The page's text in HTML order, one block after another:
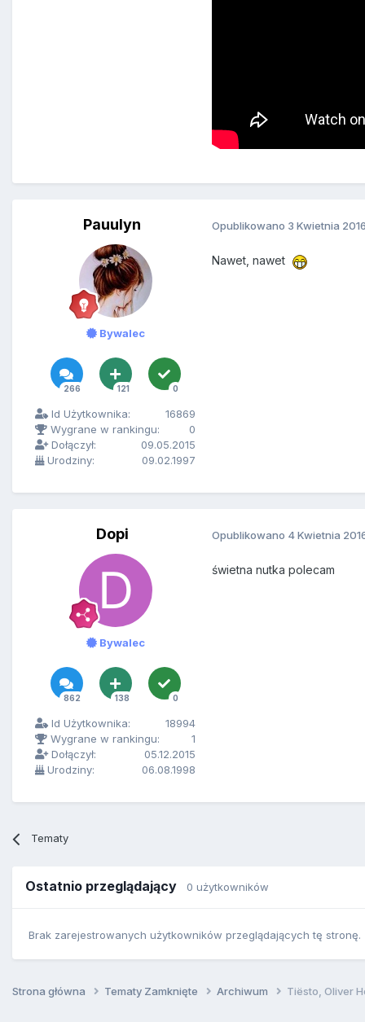
Pauulyn
Bywalec
266 121 0
Id Użytkownika:
16869
Wygrane w rankingu:
0
Dołączył:
09.05.2015
Urodziny:
09.02.1997
Opublikowano 3 Kwietnia
Nawet, nawet
Dopi
Bywalec
862 138 0
Id Użytkownika:
18994
Wygrane w rankingu:
1
Dołączył:
05.12.2015
Urodziny:
06.08.1998
Opublikowano 4 Kwietnia
świetna nutka polecam
Tematy
Ostatnio przeglądający 0 użytkowników
Brak zarejestrowanych użytkowników przeglądających tę stronę.
Strona główna Tematy Zamknięte Archiwum Tiësto, Oliver